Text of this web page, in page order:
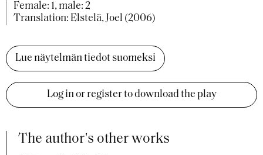
Female: 1, male: 2
Translation: Elstelä, Joel (2006)
Lue näytelmän tiedot suomeksi
Log in or register to download the play
The author's other works